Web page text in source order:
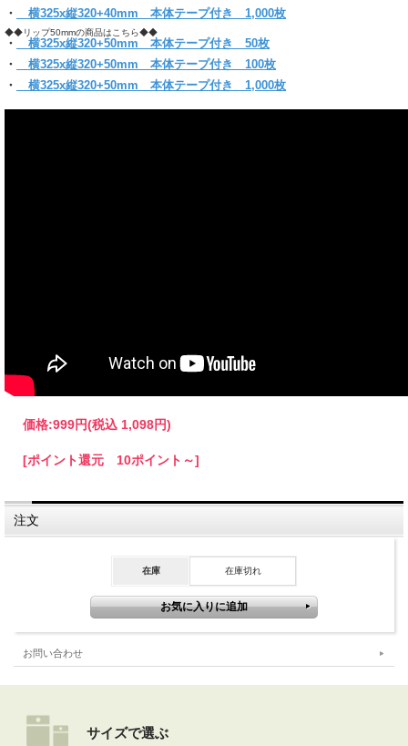
ワンタッチで封のできるテープ付き。
(お入れになりたい商品によっては入らない場合もございますので、サイズをお確
かめください)
【クリックポスト対象商品】
●クリックポスト対象商品で、サイズ横25x縦34ｘ厚さ3cmのパッケージに収まる
分量
＊他のサイズと組み合わせてご購入の場合は当店にお任せください。
1通で入らない時など、発送方法についての問い合わせをする場合がございます。
・
横325x縦320+40mm 本体テープ付き 1,000枚
◆◆リップ50mmの商品はこちら◆◆
・
横325x縦320+50mm 本体テープ付き 50枚
・
横325x縦320+50mm 本体テープ付き 100枚
・
横325x縦320+50mm 本体テープ付き 1,000枚
価格:999円(税込 1,098円)
[ポイント還元 10ポイント～]
注文
在庫 在庫切れ
お問い合わせ
サイズで選ぶ